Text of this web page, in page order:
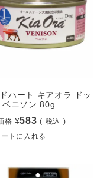
ハート キアオラ ドッ
ベニソン 80g
格 ¥583
税込
ートに入れる